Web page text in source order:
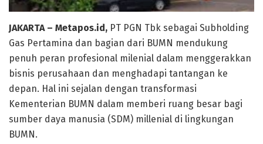
JAKARTA – Metapos.id, PT PGN Tbk sebagai Subholding
Gas Pertamina dan bagian dari BUMN mendukung
penuh peran profesional milenial dalam menggerakkan
bisnis perusahaan dan menghadapi tantangan ke
depan. Hal ini sejalan dengan transformasi
Kementerian BUMN dalam memberi ruang besar bagi
sumber daya manusia (SDM) millenial di lingkungan
BUMN.